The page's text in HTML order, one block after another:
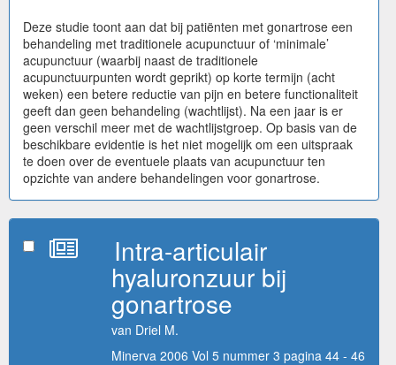
Deze studie toont aan dat bij patiënten met gonartrose een
behandeling met traditionele acupunctuur of ‘minimale’
acupunctuur (waarbij naast de traditionele
acupunctuurpunten wordt geprikt) op korte termijn (acht
weken) een betere reductie van pijn en betere functionaliteit
geeft dan geen behandeling (wachtlijst). Na een jaar is er
geen verschil meer met de wachtlijstgroep. Op basis van de
beschikbare evidentie is het niet mogelijk om een uitspraak
te doen over de eventuele plaats van acupunctuur ten
opzichte van andere behandelingen voor gonartrose.
Intra-articulair
hyaluronzuur bij
gonartrose
van Driel M.
Minerva 2006 Vol 5 nummer 3 pagina 44 - 46